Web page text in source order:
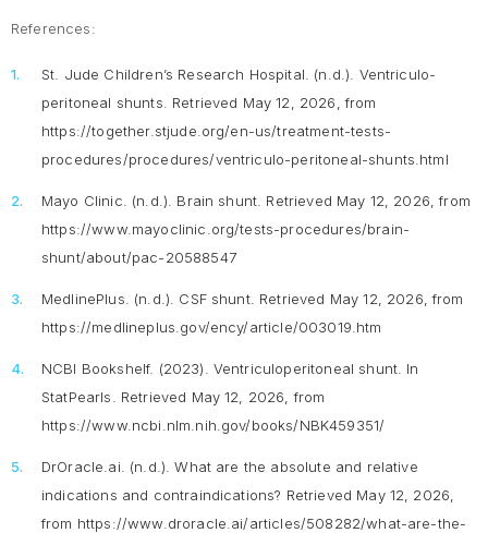
References:
St. Jude Children’s Research Hospital. (n.d.). Ventriculo-
peritoneal shunts . Retrieved May 12, 2026, from
https://together.stjude.org/en-us/treatment-tests-
procedures/procedures/ventriculo-peritoneal-shunts.html
Mayo Clinic. (n.d.). Brain shunt. Retrieved May 12, 2026, from
https://www.mayoclinic.org/tests-procedures/brain-
shunt/about/pac-20588547
MedlinePlus. (n.d.). CSF shunt. Retrieved May 12, 2026, from
https://medlineplus.gov/ency/article/003019.htm
NCBI Bookshelf. (2023). Ventriculoperitoneal shunt . In
StatPearls. Retrieved May 12, 2026, from
https://www.ncbi.nlm.nih.gov/books/NBK459351/
DrOracle.ai. (n.d.).What are the absolute and relative
indications and contraindications? Retrieved May 12, 2026,
from https://www.droracle.ai/articles/508282/what-are-the-